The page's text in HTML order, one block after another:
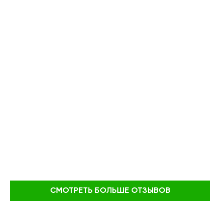
СМОТРЕТЬ БОЛЬШЕ ОТЗЫВОВ